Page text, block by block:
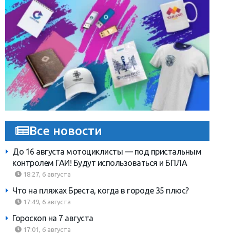
Все новости
До 16 августа мотоциклисты — под пристальным
контролем ГАИ! Будут использоваться и БПЛА
18:27, 6 августа
Что на пляжах Бреста, когда в городе 35 плюс?
17:49, 6 августа
Гороскоп на 7 августа
17:01, 6 августа